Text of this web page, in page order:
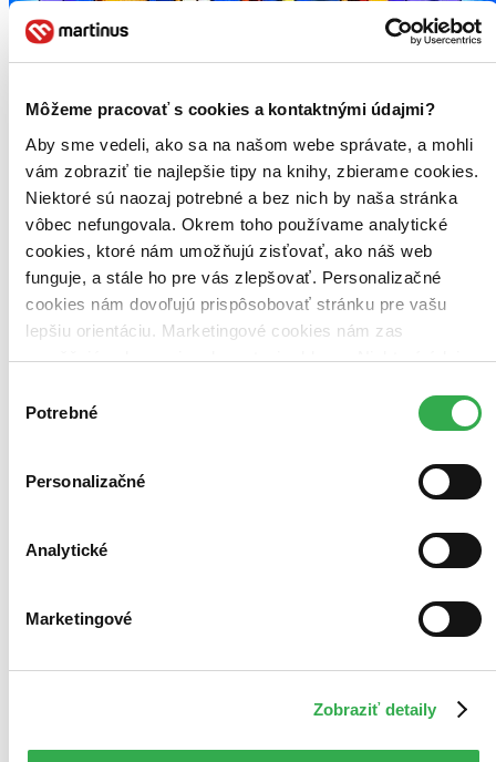
Môžeme pracovať s cookies a kontaktnými údajmi?
Aby sme vedeli, ako sa na našom webe správate, a mohli
vám zobraziť tie najlepšie tipy na knihy, zbierame cookies.
Niektoré sú naozaj potrebné a bez nich by naša stránka
vôbec nefungovala. Okrem toho používame analytické
cookies, ktoré nám umožňujú zisťovať, ako náš web
funguje, a stále ho pre vás zlepšovať. Personalizačné
cookies nám dovoľujú prispôsobovať stránku pre vašu
lepšiu orientáciu. Marketingové cookies nám zas
umožňujú zobrazenie relevantnej reklamy. Niektoré údaje
keby sme mohli používať všetky tieto cookies. Ďakujeme!
súhlasu
Potrebné
Personalizačné
Analytické
Marketingové
Zobraziť detaily
Simpsonovci - 4. séria (seriál)
Dan Castellaneta
Hank Azaria
Vítejte u praštěné, ujeté a srandou nabité čtvrté velkolepě zabalené